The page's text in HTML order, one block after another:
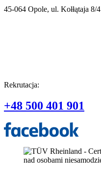
45-064 Opole, ul. Kołłątaja 8/4
Rekrutacja:
+48 500 401 901